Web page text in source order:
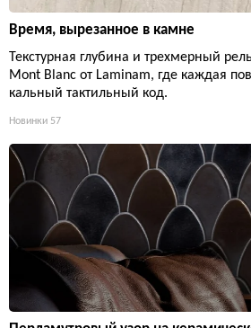
Время, вырезанное в камне
Текстурная глубина и трехмерный
Mont Blanc от Laminam, где каждая
кальный тактильный код.
Новинки 57